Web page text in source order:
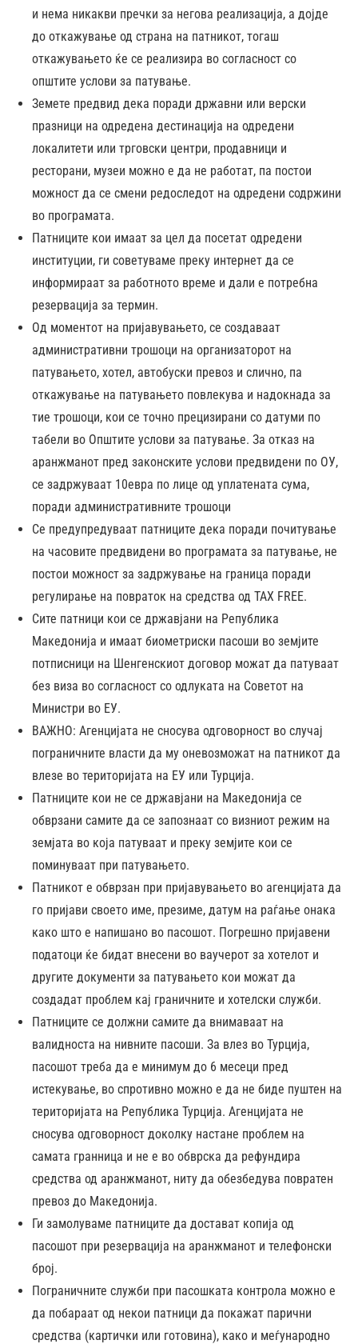
и нема никакви пречки за негова реализација, а дојде
до откажување од страна на патникот, тогаш
откажувањето ќе се реализира во согласност со
општите услови за патување.
Земете предвид дека поради државни или верски
празници на одредена дестинација на одредени
локалитети или трговски центри, продавници и
ресторани, музеи можно е да не работат, па постои
можност да се смени редоследот на одредени содржини
во програмата.
Патниците кои имаат за цел да посетат одредени
институции, ги советуваме преку интернет да се
информираат за работното време и дали е потребна
резервација за термин.
Од моментот на пријавувањето, се создаваат
административни трошоци на организаторот на
патувањето, хотел, автобуски превоз и слично, па
откажување на патувањето повлекува и надокнада за
тие трошоци, кои се точно прецизирани со датуми по
табели во Општите услови за патување. За отказ на
аранжманот пред законските услови предвидени по ОУ,
се задржуваат 10евра по лице од уплатената сума,
поради административните трошоци
Се предупредуваат патниците дека поради почитување
на часовите предвидени во програмата за патување, не
постои можност за задржување на граница поради
регулирање на повраток на средства од TAX FREE.
Сите патници кои се државјани на Република
Македонија и имаат биометриски пасоши во земјите
потписници на Шенгенскиот договор можат да патуваат
без виза во согласност со одлуката на Советот на
Министри во ЕУ.
ВАЖНО: Агенцијата не сносува одговорност во случај
пограничните власти да му оневозможат на патникот да
влезе во територијата на ЕУ или Турција.
Патниците кои не се државјани на Македонија се
обврзани самите да се запознаат со визниот режим на
земјата во која патуваат и преку земјите кои се
поминуваат при патувањето.
Патникот е обврзан при пријавувањето во агенцијата да
го пријави своето име, презиме, датум на раѓање онака
како што е напишано во пасошот. Погрешно пријавени
податоци ќе бидат внесени во ваучерот за хотелот и
другите документи за патувањето кои можат да
создадат проблем кај граничните и хотелски служби.
Патниците се должни самите да внимаваат на
валидноста на нивните пасоши. За влез во Турција,
пасошот треба да е минимум до 6 месеци пред
истекување, во спротивно можно е да не биде пуштен на
територијата на Република Турција. Агенцијата не
сносува одговорност доколку настане проблем на
самата гранница и не е во обврска да рефундира
средства од аранжманот, ниту да обезбедува повратен
превоз до Македонија.
Ги замолуваме патниците да достават копија од
пасошот при резервација на аранжманот и телефонски
број.
Пограничните служби при пасошката контрола можно е
да побараат од некои патници да покажат парични
средства (картички или готовина), како и меѓународно